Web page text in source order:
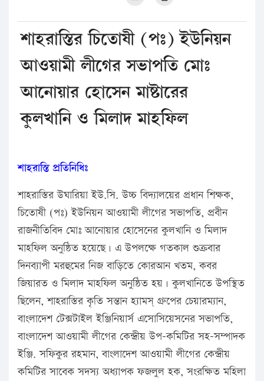
শাহরাস্তির চিতোষী (পঃ) ইউনিয়ন
আওয়ামী লীগের সভাপতি মোঃ
আনোয়ার হোসেন মাষ্টারের
কুলখানি ও মিলাদ মাহফিল
শাহরাস্তি প্রতিনিধিঃ
শাহরাস্তির উঘারিয়া ইউ.সি. উচ্চ বিদ্যালয়ের প্রধান শিক্ষক,
চিতোষী (পঃ) ইউনিয়ন আওয়ামী লীগের সভাপতি, প্রবীন
রাজনীতিবিদ মোঃ আনোয়ার হোসেনের কুলখানি ও মিলাদ
মাহফিল অনুষ্ঠিত হয়েছে। এ উপলক্ষে গতকাল শুক্রবার
দিনব্যাপী মরহুমের নিজ বাড়িতে কোরআন খতম, কবর
জিয়ারত ও মিলাদ মাহফিল অনুষ্ঠিত হয়। কুলখানিতে উপস্থিত
ছিলেন, শাহরাস্তির কৃতি সন্তান হ্যামস্ গ্রুপের চেয়ারম্যান,
বাংলাদেশ টেক্সটাইল ইঞ্জিনিয়ার্স এসোসিয়েসনের সভাপতি,
বাংলাদেশ আওয়ামী লীগের কেন্দ্রীয় উপ-কমিটির সহ-সম্পাদক
ইঞ্জি. সফিকুর রহমান, বাংলাদেশ আওয়ামী লীগের কেন্দ্রীয়
কমিটির সাবেক সদস্য অধ্যাপক ফজলুল হক, সংরক্ষিত মহিলা